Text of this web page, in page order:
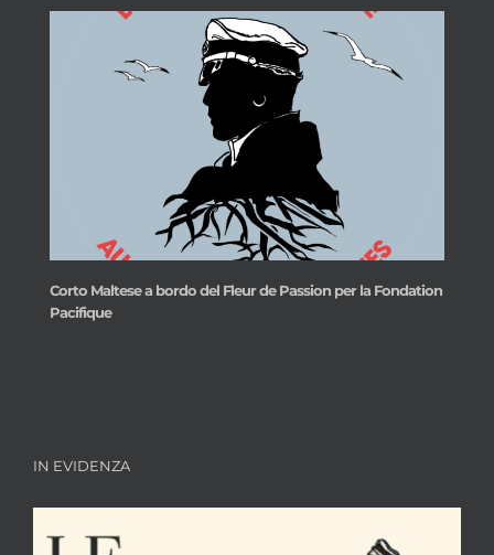
Corto Maltese a bordo del Fleur de Passion per la Fondation
Pacifique
IN EVIDENZA